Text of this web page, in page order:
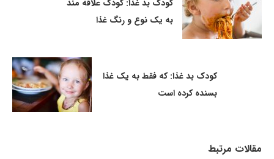
کودک بد غذا: کودک علاقه مند
به یک نوع و رنگ غذا
کودک بد غذا: که فقط به یک غذا
بسنده کرده است
مقالات مرتبط